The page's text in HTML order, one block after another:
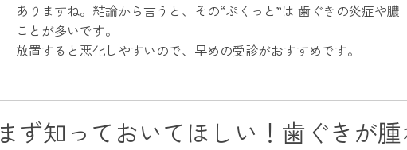
ありますね。結論から言うと、その“ぷくっと”は 歯ぐきの炎症や
ことが多いです。
放置すると悪化しやすいので、早めの受診がおすすめです。
まず知っておいてほしい！歯ぐきが